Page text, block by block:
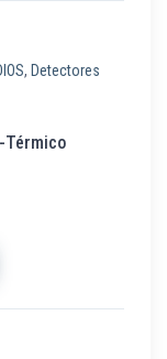
, Detectores
Térmico
aislador cantidad